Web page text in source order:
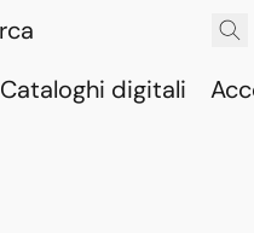
Cataloghi digitali